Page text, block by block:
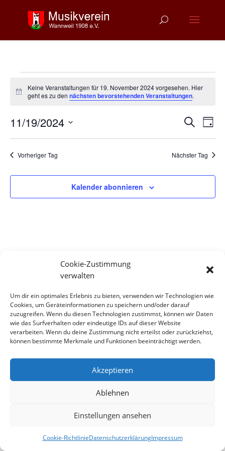
Cookie-Zustimmung
verwalten
Um dir ein optimales Erlebnis zu bieten, verwenden wir Technologien wie
Cookies, um Geräteinformationen zu speichern und/oder darauf
zuzugreifen. Wenn du diesen Technologien zustimmst, können wir Daten
wie das Surfverhalten oder eindeutige IDs auf dieser Website
verarbeiten. Wenn du deine Zustimmung nicht erteilst oder zurückziehst,
können bestimmte Merkmale und Funktionen beeinträchtigt werden.
Akzeptieren
Ablehnen
Einstellungen ansehen
Cookie-RichtlinieDatenschutzerklärungImpressum
Veranstaltungen
für
November
2024
Hinweis
Keine Veranstaltungen für 19. November 2024 vorgesehen. Hier
geht es zu dennächsten bevorstehenden Veranstaltungen.
Suche
SucheTag
11/19/2024
Vorheriger Tag Nächster Tag
Kalender abonnieren
Cookie-Richtlinie (EU)
© Musikverein Wannweil